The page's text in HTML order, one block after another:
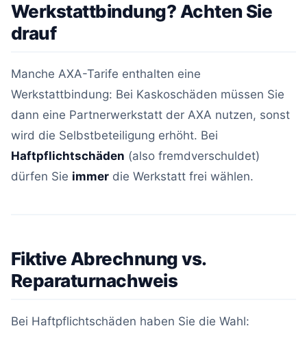
Werkstattbindung? Achten Sie
drauf
Manche AXA-Tarife enthalten eine
Werkstattbindung: Bei Kaskoschäden müssen Sie
dann eine Partnerwerkstatt der AXA nutzen, sonst
wird die Selbstbeteiligung erhöht. Bei
Haftpflichtschäden (also fremdverschuldet)
dürfen Sie immer die Werkstatt frei wählen.
Fiktive Abrechnung vs.
Reparaturnachweis
Bei Haftpflichtschäden haben Sie die Wahl: